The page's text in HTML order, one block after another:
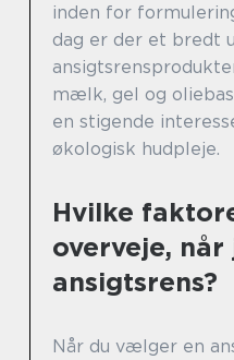
inden for
dag er der et bredt
mælk, gel og
en stigende
økologisk hudpleje.
Hvilke
overveje,
ansigtsrens?
Når du vælger en